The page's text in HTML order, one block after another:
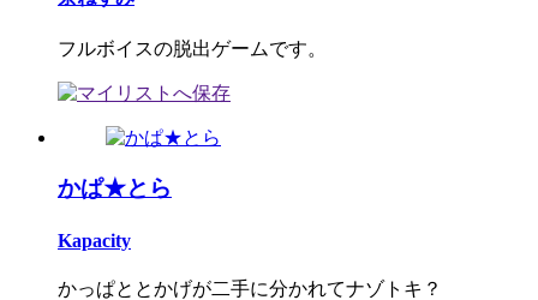
フルボイスの脱出ゲームです。
かぱ★とら
Kapacity
かっぱととかげが二手に分かれてナゾトキ？